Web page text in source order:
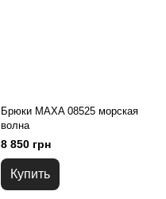
Брюки MAXA 08525 морская
волна
8 850 грн
Купить